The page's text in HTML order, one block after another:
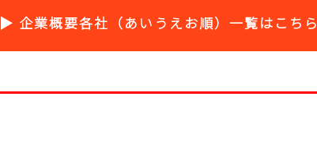
▶ 企業概要各社（あいうえお順）一覧はこちら